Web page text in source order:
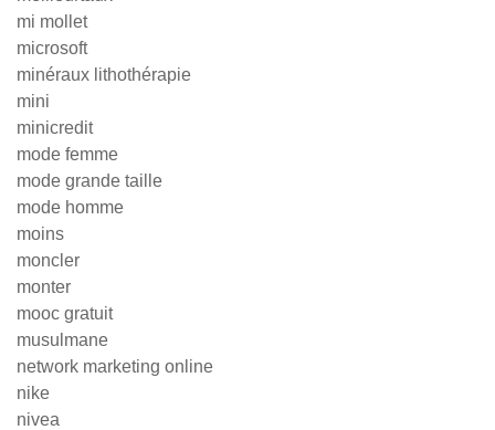
mi mollet
microsoft
minéraux lithothérapie
mini
minicredit
mode femme
mode grande taille
mode homme
moins
moncler
monter
mooc gratuit
musulmane
network marketing online
nike
nivea